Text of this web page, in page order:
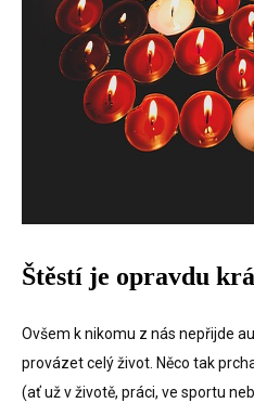
Štěstí je opravdu
Ovšem k nikomu z nás nepřijde
provázet celý život. Něco tak
(ať už v životě, práci, ve sportu